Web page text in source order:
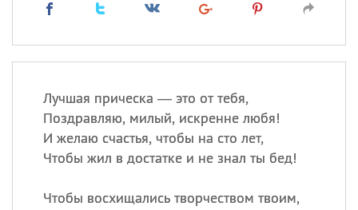
Лучшая прическа — это от тебя,
Поздравляю, милый, искренне любя!
И желаю счастья, чтобы на сто лет,
Чтобы жил в достатке и не знал ты бед!
Чтобы восхищались творчеством твоим,